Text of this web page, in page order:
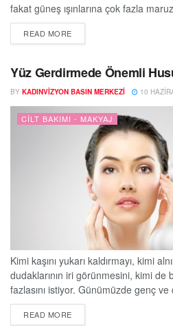
fakat güneş ışınlarına çok fazla
ve kremler kullanmamak erken
kanserini beraberinde getirebiliyor.
özellikle dikkatli olmaları gerekiyor.
Dermatoloji...
READ MOREDETAILS
Yüz Gerdirmede Önemli
BY KADINVIZYON BASIN MERKEZI 10
CILT BAKIMI - MAKYAJ
Kimi kaşını yukarı kaldırmayı, kimi
dudaklarının iri görünmesini, kimi de
fazlasını istiyor. Günümüzde genç
zamankinden daha fazla kişiyi
gerçekleştirmede küçük dokunuşlar
READ MOREDETAILS